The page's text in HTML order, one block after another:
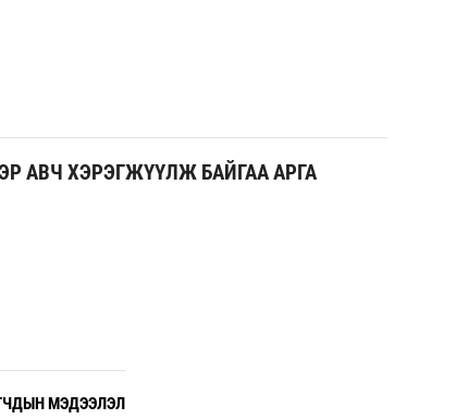
АВЧ ХЭРЭГЖҮҮЛЖ БАЙГАА АРГА
МЭДЭЭЛЭЛ